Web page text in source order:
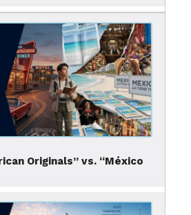
Originals” vs. “México